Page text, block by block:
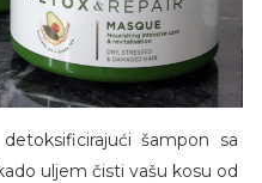
šampon sa
uljem čisti vašu kosu od